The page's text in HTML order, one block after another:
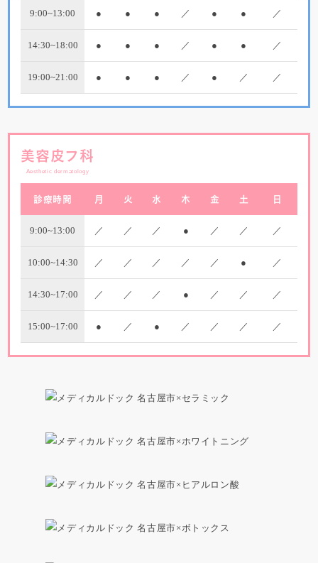
9:00~13:00 ● ● ● ／ ● ● ／
14:30~18:00 ● ● ● ／ ● ● ／
19:00~21:00 ● ● ● ／ ● ／ ／
美容皮フ科
Aesthetic dermatology
診療時間 月 火 水 木 金 土 日
9:00~13:00 ／ ／ ／ ● ／ ／ ／
10:00~14:30 ／ ／ ／ ／ ／ ● ／
14:30~17:00 ／ ／ ／ ● ／ ／ ／
15:00~17:00 ● ／ ● ／ ／ ／ ／